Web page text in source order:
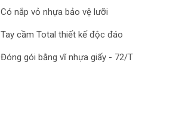
Có nắp vỏ nhựa bảo vệ lưỡi
Tay cầm Total thiết kế độc đáo
Đóng gói bằng vĩ nhựa giấy - 72/T